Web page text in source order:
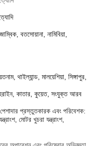
বতসোয়ানা, নামিবিয়া,
থাইল্যান্ড, মালয়েশিয়া, সিঙ্গাপুর,
কাতার, কুয়েত, সংযুক্ত আরব
প্রস্তুতকারক এবং পরিবেশক:
মোটর খুচরা যন্ত্রাংশ,